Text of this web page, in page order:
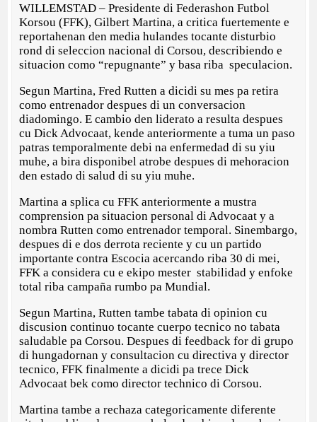
WILLEMSTAD – Presidente di Federashon Futbol
Korsou (FFK), Gilbert Martina, a critica fuertemente e
reportahenan den media hulandes tocante disturbio
rond di seleccion nacional di Corsou, describiendo e
situacion como “repugnante” y basa riba speculacion.
Segun Martina, Fred Rutten a dicidi su mes pa retira
como entrenador despues di un conversacion
diadomingo. E cambio den liderato a resulta despues
cu Dick Advocaat, kende anteriormente a tuma un paso
patras temporalmente debi na enfermedad di su yiu
muhe, a bira disponibel atrobe despues di mehoracion
den estado di salud di su yiu muhe.
Martina a splica cu FFK anteriormente a mustra
comprension pa situacion personal di Advocaat y a
nombra Rutten como entrenador temporal. Sinembargo,
despues di e dos derrota reciente y cu un partido
importante contra Escocia acercando riba 30 di mei,
FFK a considera cu e ekipo mester stabilidad y enfoke
total riba campaña rumbo pa Mundial.
Segun Martina, Rutten tambe tabata di opinion cu
discusion continuo tocante cuerpo tecnico no tabata
saludable pa Corsou. Despues di feedback for di grupo
di hungadornan y consultacion cu directiva y director
tecnico, FFK finalmente a dicidi pa trece Dick
Advocaat bek como director technico di Corsou.
Martina tambe a rechaza categoricamente diferente